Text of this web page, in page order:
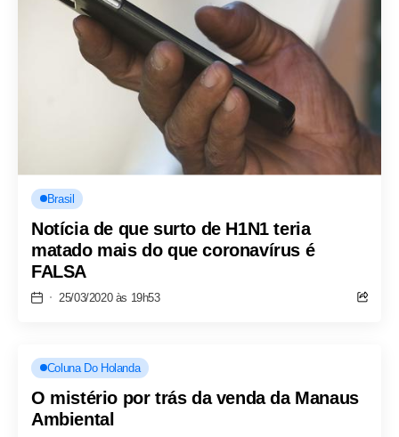
Brasil
Notícia de que surto de H1N1 teria
matado mais do que coronavírus é
FALSA
25/03/2020 às 19h53
Coluna Do Holanda
O mistério por trás da venda da Manaus
Ambiental